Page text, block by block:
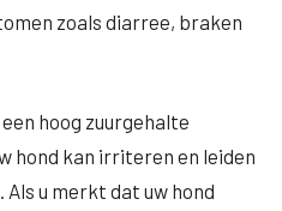
zoals diarree, braken
hoog zuurgehalte
hond kan irriteren en leiden
u merkt dat uw hond